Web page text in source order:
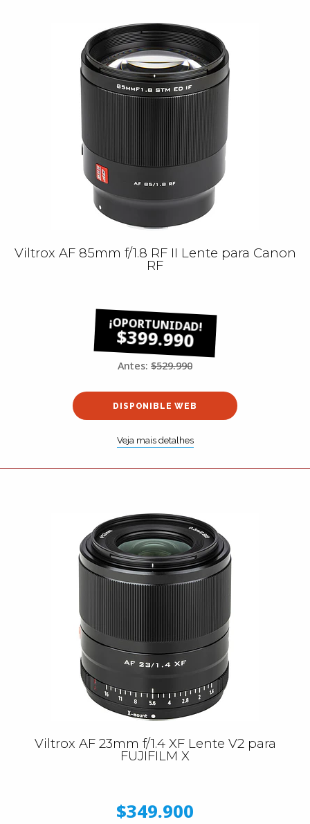
Viltrox AF 85mm f/1.8 RF II Lente para Canon
RF
$399.990
Antes: $529.990
DISPONIBLE WEB
Veja mais detalhes
Viltrox AF 23mm f/1.4 XF Lente V2 para
FUJIFILM X
$349.900